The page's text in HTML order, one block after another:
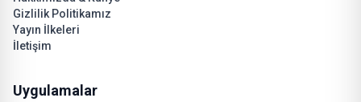
Gizlilik Politikamız
Yayın İlkeleri
İletişim
Uygulamalar